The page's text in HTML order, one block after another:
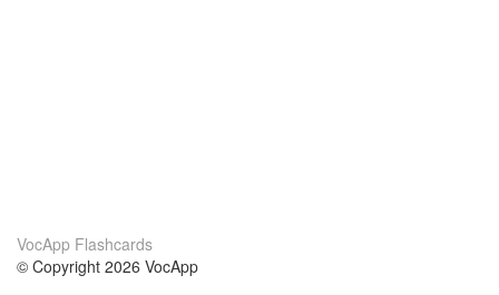
VocApp Flashcards
© Copyright 2026 VocApp